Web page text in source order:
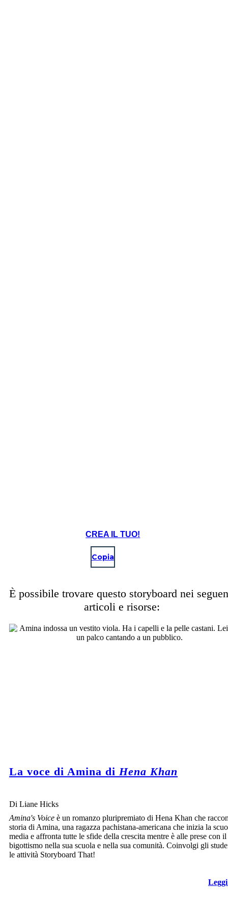
CREA IL TUO!
Copia
È possibile trovare questo storyboard nei
articoli e risorse:
La voce di Amina di Hena Khan
Di Liane Hicks
Amina's Voice è un romanzo pluripremiato di Hena Khan che
storia di Amina, una ragazza pachistana-americana che inizia la
media e affronta tutte le sfide della crescita mentre è alle prese con il
bigottismo nella sua scuola e nella sua comunità. Coinvolgi gli
le attività Storyboard That!